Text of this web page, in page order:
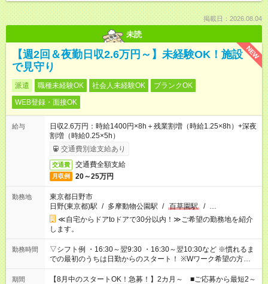
掲載日：2026.08.04
未読
NEW
【週2回＆夜勤日収2.6万円～】未経験OK！施設
で見守り
派遣 職種未経験OK 社会人未経験OK
ブランクOK
WEB登録・面接OK
給与
日収2.6万円：時給1400円×8h＋残業割増（時給1.25×8h）+深夜
割増（時給0.25×5h）
交通費別途支給あり
交通費 交通費全額支給
月収例 20～25万円
勤務地
東京都日野市
日野(東京都)駅 / 多摩動物公園駅 / 百草園駅 / …
≪自宅からドアtoドアで30分以内！≫ご希望の勤務地を紹介
します。
勤務時間
▽シフト例 ・16:30～翌9:30 ・16:30～翌10:30など ※慣れるま
での最初のうちは日勤からのスタート！ ※Wワーク希望の方へ
今ご覧のお仕事で希望する勤務時間と、もう1つのお仕事の勤務
時間。 合計で週40時間を超える場合は応募できません。
期間
【8月中のスタートOK！急募！】2カ月～ ■ご応募から最短2～